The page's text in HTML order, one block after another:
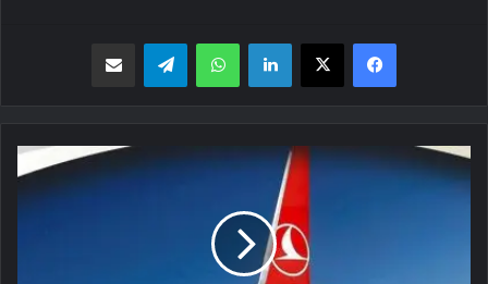
فیسبوک X لینکدین واتس اپ تلگرام